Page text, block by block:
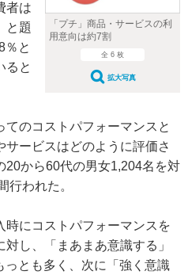
「プチ」商品・サービスの利
用意向は約7割
全 6 枚
拡大写真
者は
と題
％と
ると
のコストパフォーマンスと
ービスはどのように評価さ
20から60代の男女1,204名を対
行われた。
にコストパフォーマンスを
し、「まあまあ意識する」
っとも多く、次に「強く意識